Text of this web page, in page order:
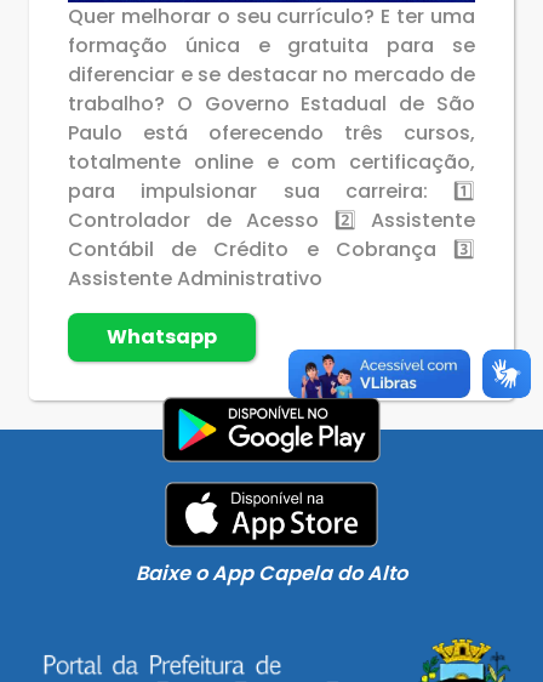
Quer melhorar o seu currículo? E ter uma
formação única e gratuita para se
diferenciar e se destacar no mercado de
trabalho? O Governo Estadual de São
Paulo está oferecendo três cursos,
totalmente online e com certificação,
para impulsionar sua carreira: 1️⃣
Controlador de Acesso 2️⃣ Assistente
Contábil de Crédito e Cobrança 3️⃣
Assistente Administrativo
Whatsapp
Baixe o App Capela do Alto